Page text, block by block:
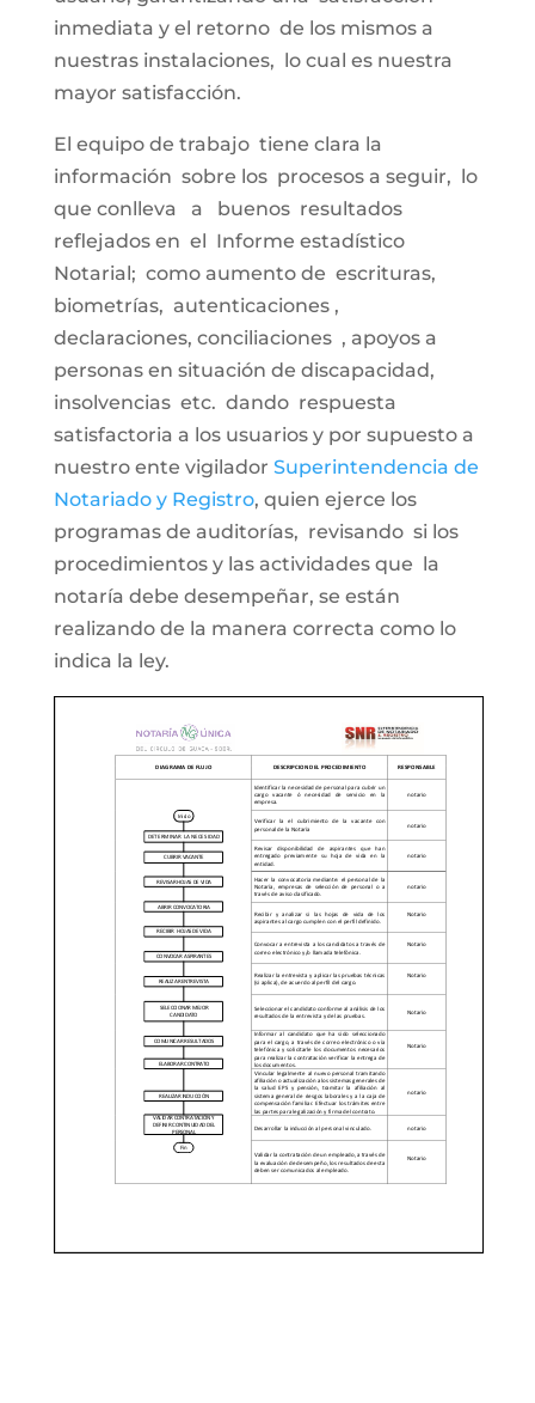
inmediata y el retorno de los mismos a
nuestras instalaciones, lo cual es nuestra
mayor satisfacción.
El equipo de trabajo tiene clara la
información sobre los procesos a seguir, lo
que conlleva a buenos resultados
reflejados en el Informe estadístico
Notarial; como aumento de escrituras,
biometrías, autenticaciones ,
declaraciones, conciliaciones , apoyos a
personas en situación de discapacidad,
insolvencias etc. dando respuesta
satisfactoria a los usuarios y por supuesto a
nuestro ente vigilador Superintendencia de
Notariado y Registro, quien ejerce los
programas de auditorías, revisando si los
procedimientos y las actividades que la
notaría debe desempeñar, se están
realizando de la manera correcta como lo
indica la ley.